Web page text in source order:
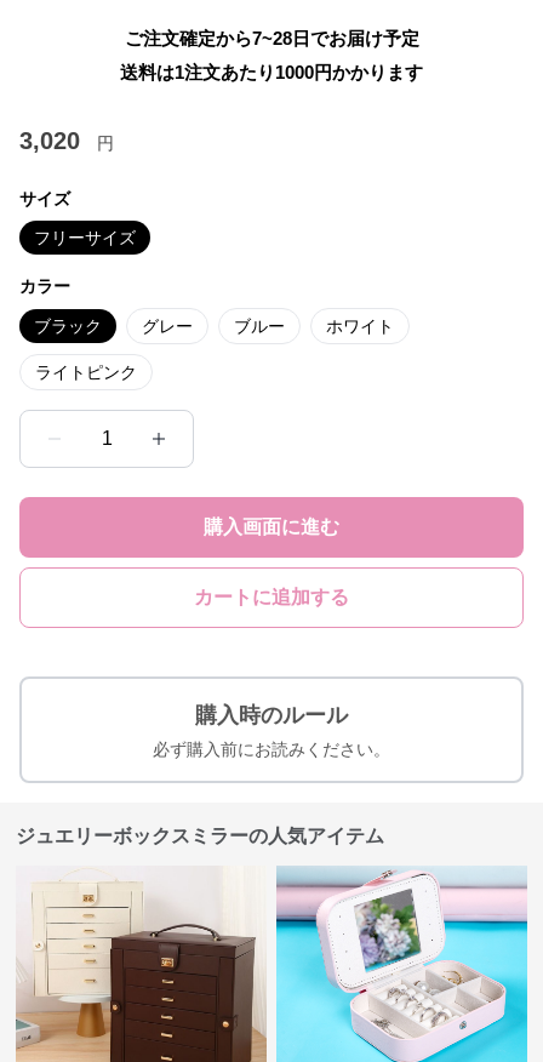
ご注文確定から7~28日でお届け予定
送料は1注文あたり 1000円かかります
3,020 円
サイズ
フリーサイズ
カラー
ブラック グレー ブルー ホワイト
ライトピンク
1
購入画面に進む
カートに追加する
購入時のルール
必ず購入前にお読みください。
ジュエリーボックスミラーの人気アイテム